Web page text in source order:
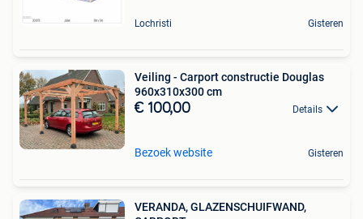
Lochristi Gisteren
Veiling - Carport constructie Douglas
960x310x300 cm
€ 100,00 Details
Bezoek website Gisteren
VERANDA, GLAZENSCHUIFWAND,